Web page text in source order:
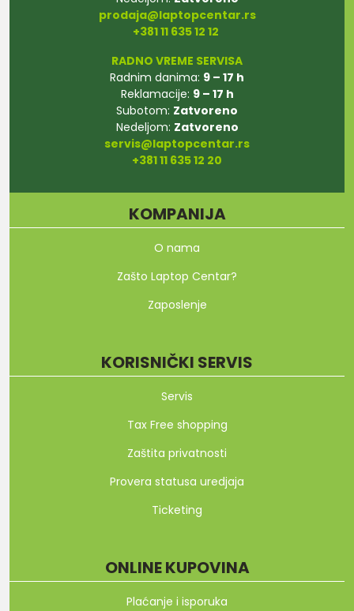
prodaja@laptopcentar.rs
+381 11 635 12 12
RADNO VREME SERVISA
Radnim danima: 9 – 17 h
Reklamacije: 9 – 17 h
Subotom: Zatvoreno
Nedeljom: Zatvoreno
servis@laptopcentar.rs
+381 11 635 12 20
KOMPANIJA
O nama
Zašto Laptop Centar?
Zaposlenje
KORISNIČKI SERVIS
Servis
Tax Free shopping
Zaštita privatnosti
Provera statusa uredjaja
Ticketing
ONLINE KUPOVINA
Plaćanje i isporuka